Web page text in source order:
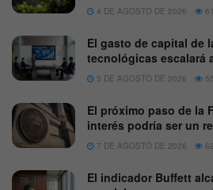
4 DE AGOSTO DE 2026
El gasto de capital de
tecnológicas escalará
3 DE AGOSTO DE 2026
El próximo paso de la
interés podría ser un
7 DE AGOSTO DE 2026
El indicador Buffett